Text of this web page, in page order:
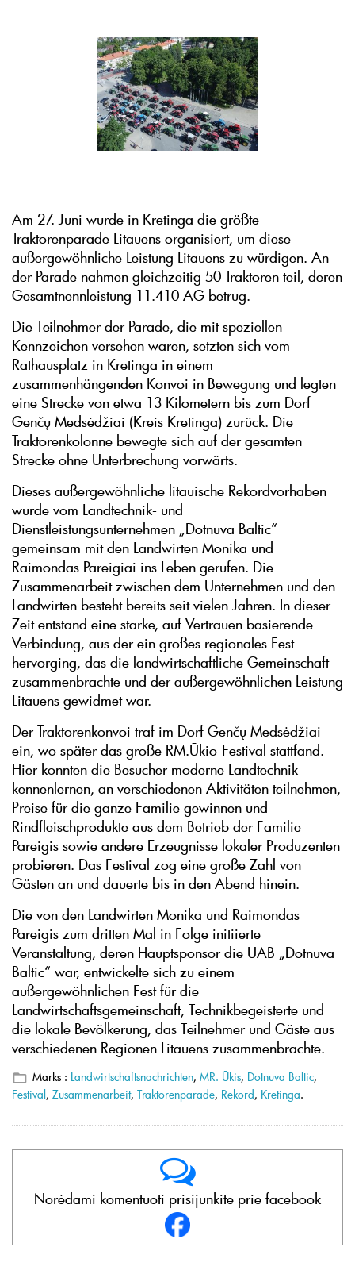
Am 27. Juni wurde in Kretinga die größte
Traktorenparade Litauens organisiert, um diese
außergewöhnliche Leistung Litauens zu würdigen. An
der Parade nahmen gleichzeitig 50 Traktoren teil, deren
Gesamtnennleistung 11.410 AG betrug.
Die Teilnehmer der Parade, die mit speziellen
Kennzeichen versehen waren, setzten sich vom
Rathausplatz in Kretinga in einem
zusammenhängenden Konvoi in Bewegung und legten
eine Strecke von etwa 13 Kilometern bis zum Dorf
Genčų Medsėdžiai (Kreis Kretinga) zurück. Die
Traktorenkolonne bewegte sich auf der gesamten
Strecke ohne Unterbrechung vorwärts.
Dieses außergewöhnliche litauische Rekordvorhaben
wurde vom Landtechnik- und
Dienstleistungsunternehmen „Dotnuva Baltic“
gemeinsam mit den Landwirten Monika und
Raimondas Pareigiai ins Leben gerufen. Die
Zusammenarbeit zwischen dem Unternehmen und den
Landwirten besteht bereits seit vielen Jahren. In dieser
Zeit entstand eine starke, auf Vertrauen basierende
Verbindung, aus der ein großes regionales Fest
hervorging, das die landwirtschaftliche Gemeinschaft
zusammenbrachte und der außergewöhnlichen Leistung
Litauens gewidmet war.
Der Traktorenkonvoi traf im Dorf Genčų Medsėdžiai
ein, wo später das große RM.Ūkio-Festival stattfand.
Hier konnten die Besucher moderne Landtechnik
kennenlernen, an verschiedenen Aktivitäten teilnehmen,
Preise für die ganze Familie gewinnen und
Rindfleischprodukte aus dem Betrieb der Familie
Pareigis sowie andere Erzeugnisse lokaler Produzenten
probieren. Das Festival zog eine große Zahl von
Gästen an und dauerte bis in den Abend hinein.
Die von den Landwirten Monika und Raimondas
Pareigis zum dritten Mal in Folge initiierte
Veranstaltung, deren Hauptsponsor die UAB „Dotnuva
Baltic“ war, entwickelte sich zu einem
außergewöhnlichen Fest für die
Landwirtschaftsgemeinschaft, Technikbegeisterte und
die lokale Bevölkerung, das Teilnehmer und Gäste aus
verschiedenen Regionen Litauens zusammenbrachte.
Marks : Landwirtschaftsnachrichten, MR. Ūkis, Dotnuva Baltic,
Festival, Zusammenarbeit, Traktorenparade, Rekord, Kretinga.
Norėdami komentuoti prisijunkite prie facebook